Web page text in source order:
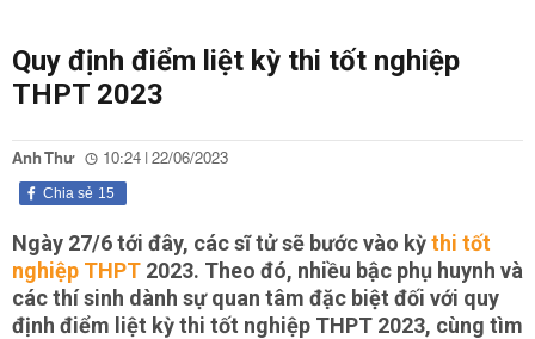
Quy định điểm liệt kỳ thi tốt nghiệp
THPT 2023
Anh Thư 10:24 | 22/06/2023
15
Chia sẻ
Ngày 27/6 tới đây, các sĩ tử sẽ bước vào kỳthi tốt
nghiệp THPT 2023. Theo đó, nhiều bậc phụ huynh và
các thí sinh dành sự quan tâm đặc biệt đối với quy
định điểm liệt kỳ thi tốt nghiệp THPT 2023, cùng tìm